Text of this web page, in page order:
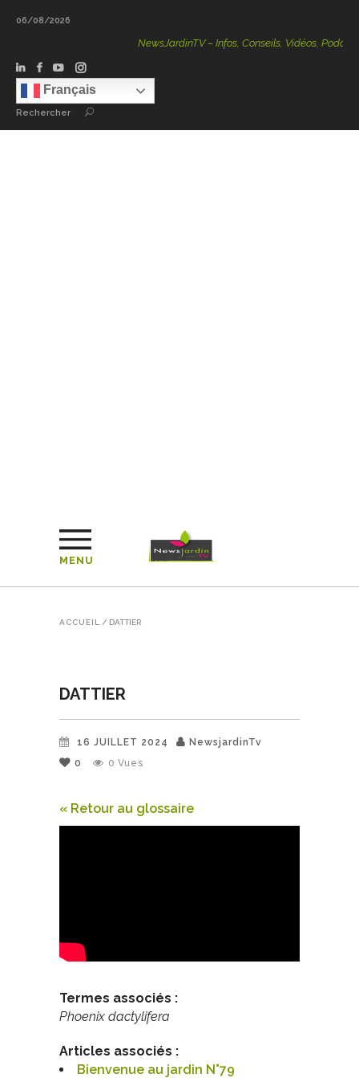
06/08/2026
NewsJardinTV – Infos, Conseils, Vidéos, Podcasts –
Français
Rechercher
MENU
ACCUEIL / DATTIER
DATTIER
16 JUILLET 2024
NewsjardinTv
0
0 Vues
« Retour au glossaire
Termes associés :
Phoenix dactylifera
Articles associés :
Bienvenue au jardin N°79